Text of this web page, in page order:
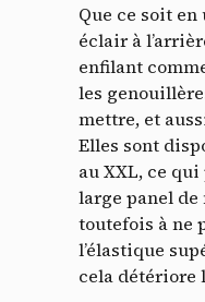
Que ce soit
éclair à
enfilant
les
mettre, et
Elles sont
au XXL, ce
large panel
toutefois à ne
l’élastique
cela détériore